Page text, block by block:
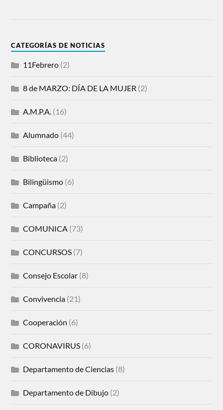
CATEGORÍAS DE NOTICIAS
11Febrero (2)
8 de MARZO: DÍA DE LA MUJER (2)
A.M.P.A. (16)
Alumnado (44)
Biblioteca (2)
Bilingüismo (6)
Campaña (2)
COMUNICA (73)
CONCURSOS (7)
Consejo Escolar (8)
Convivencia (21)
Cooperación (6)
CORONAVIRUS (6)
Departamento de Ciencias (8)
Departamento de Dibujo (2)